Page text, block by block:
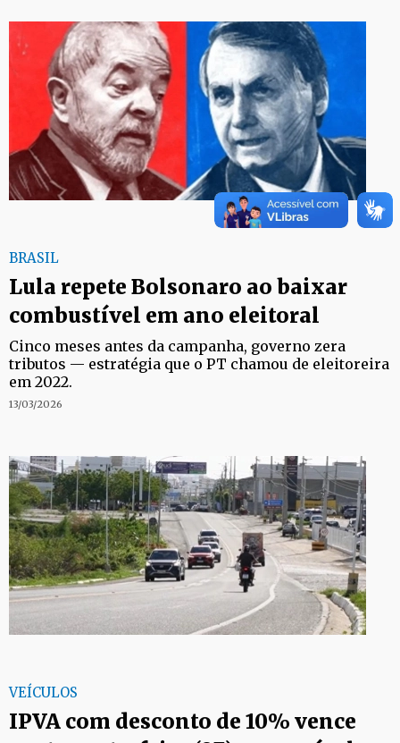
BRASIL
Lula repete Bolsonaro ao baixar
combustível em ano eleitoral
Cinco meses antes da campanha, governo zera
tributos — estratégia que o PT chamou de eleitoreira
em 2022.
13/03/2026
VEÍCULOS
IPVA com desconto de 10% vence